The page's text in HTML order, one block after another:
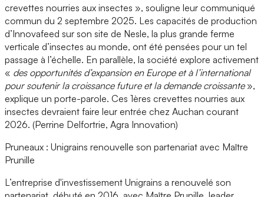
crevettes nourries aux insectes », souligne leur communiqué
commun du 2 septembre 2025. Les capacités de production
d’Innovafeed sur son site de Nesle, la plus grande ferme
verticale d’insectes au monde, ont été pensées pour un tel
passage à l’échelle. En parallèle, la société explore activement
« des opportunités d’expansion en Europe et à l’international
pour soutenir la croissance future et la demande croissante»,
explique un porte-parole. Ces 1ères crevettes nourries aux
insectes devraient faire leur entrée chez Auchan courant
2026. (Perrine Delfortrie, Agra Innovation)
Pruneaux : Unigrains renouvelle son partenariat avec Maître
Prunille
L’entreprise d'investissement Unigrains a renouvelé son